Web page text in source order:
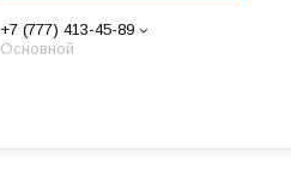
+7 (777) 413-45-89
Основной